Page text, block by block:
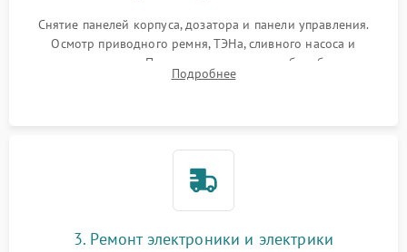
Снятие панелей корпуса, дозатора и панели управления.
Осмотр приводного ремня, ТЭНа, сливного насоса и
амортизаторов. Проверка подшипников барабана и
крестовины на износ, а манжеты люка на разрывы.
Подробнее
3. Ремонт электроники и электрики